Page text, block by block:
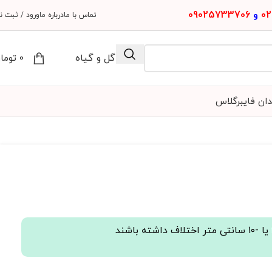
و09025733706 تماس با مادرباره ماورود / ثبت
مجله گل و گیاه 0
فایبرگلاس